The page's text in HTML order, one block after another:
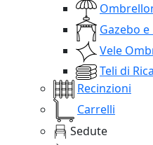
Gazebo
Vele
Teli di
Recinzioni
Carrelli
Sedute